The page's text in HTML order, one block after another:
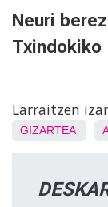
Neuri
Txindokiko
Larraitzen
GIZARTEA